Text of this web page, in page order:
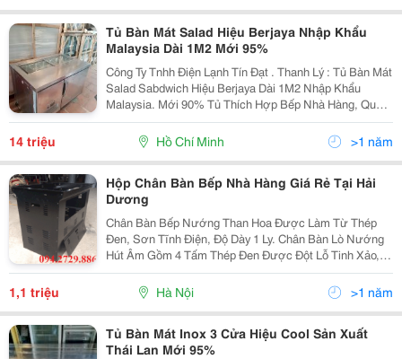
Tủ Bàn Mát Salad Hiệu Berjaya Nhập Khẩu
Malaysia Dài 1M2 Mới 95%
Công Ty Tnhh Điện Lạnh Tín Đạt . Thanh Lý : Tủ Bàn Mát
Salad Sabdwich Hiệu Berjaya Dài 1M2 Nhập Khẩu
Malaysia. Mới 90% Tủ Thích Hợp Bếp Nhà Hàng, Quầy
Bar, Quán Caphe... Tủ Được Thiết Kế Hoàn Toàn Bằng
Inox 304 Cao Cấp Sáng Bóng, Chống Rỉ Sét...
14 triệu Hồ Chí Minh >1 năm
Hộp Chân Bàn Bếp Nhà Hàng Giá Rẻ Tại Hải
Dương
Chân Bàn Bếp Nướng Than Hoa Được Làm Từ Thép
Đen, Sơn Tĩnh Điện, Độ Dày 1 Ly. Chân Bàn Lò Nướng
Hút Âm Gồm 4 Tấm Thép Đen Được Đột Lỗ Tinh Xảo,
Thẩm Mỹ Bằng Máy Móc Hiện Đại. Ở Giữa Có Thêm Hai
Thanh Giằng Để Cố...
1,1 triệu Hà Nội >1 năm
Tủ Bàn Mát Inox 3 Cửa Hiệu Cool Sản Xuất
Thái Lan Mới 95%